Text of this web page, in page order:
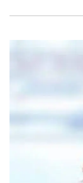
सुचनाहरु